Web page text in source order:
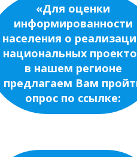
«Для оценки
информированности
населения о
национальных
в нашем регионе
предлагаем Вам
опрос по ссылке: